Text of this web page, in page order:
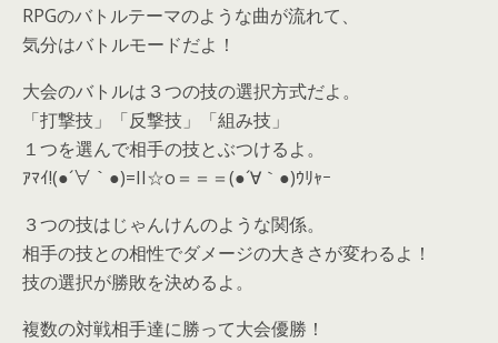
RPGのバトルテーマのような曲が流れて、
気分はバトルモードだよ！
大会のバトルは３つの技の選択方式だよ。
「打撃技」「反撃技」「組み技」
１つを選んで相手の技とぶつけるよ。
ｱﾏｲ!(●´∀｀●)=II☆o＝＝＝(●´∀｀●)ｳﾘｬｰ
３つの技はじゃんけんのような関係。
相手の技との相性でダメージの大きさが変わるよ！
技の選択が勝敗を決めるよ。
複数の対戦相手達に勝って大会優勝！